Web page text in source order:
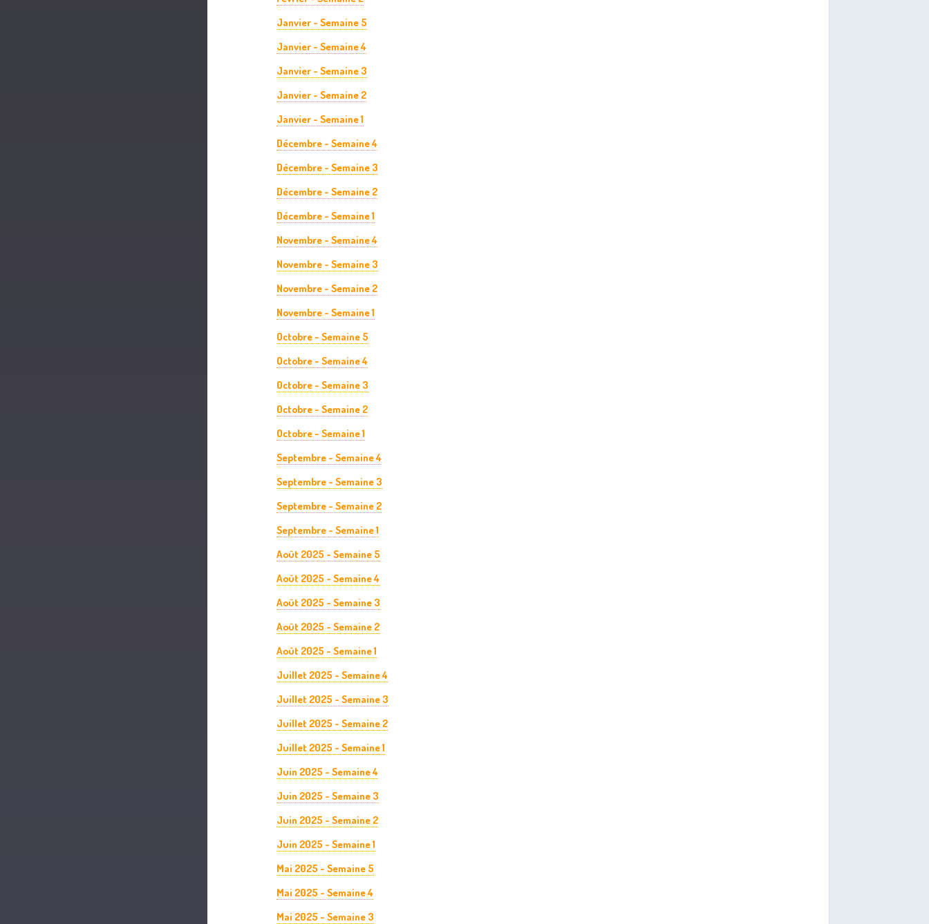
Janvier - Semaine 5
Janvier - Semaine 4
Janvier - Semaine 3
Janvier - Semaine 2
Janvier - Semaine 1
Décembre - Semaine 4
Décembre - Semaine 3
Décembre - Semaine 2
Décembre - Semaine 1
Novembre - Semaine 4
Novembre - Semaine 3
Novembre - Semaine 2
Novembre - Semaine 1
Octobre - Semaine 5
Octobre - Semaine 4
Octobre - Semaine 3
Octobre - Semaine 2
Octobre - Semaine 1
Septembre - Semaine 4
Septembre - Semaine 3
Septembre - Semaine 2
Septembre - Semaine 1
Août 2025 - Semaine 5
Août 2025 - Semaine 4
Août 2025 - Semaine 3
Août 2025 - Semaine 2
Août 2025 - Semaine 1
Juillet 2025 - Semaine 4
Juillet 2025 - Semaine 3
Juillet 2025 - Semaine 2
Juillet 2025 - Semaine 1
Juin 2025 - Semaine 4
Juin 2025 - Semaine 3
Juin 2025 - Semaine 2
Juin 2025 - Semaine 1
Mai 2025 - Semaine 5
Mai 2025 - Semaine 4
Mai 2025 - Semaine 3